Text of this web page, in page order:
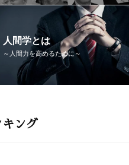
人間学とは
～人間力を高めるために～
ング